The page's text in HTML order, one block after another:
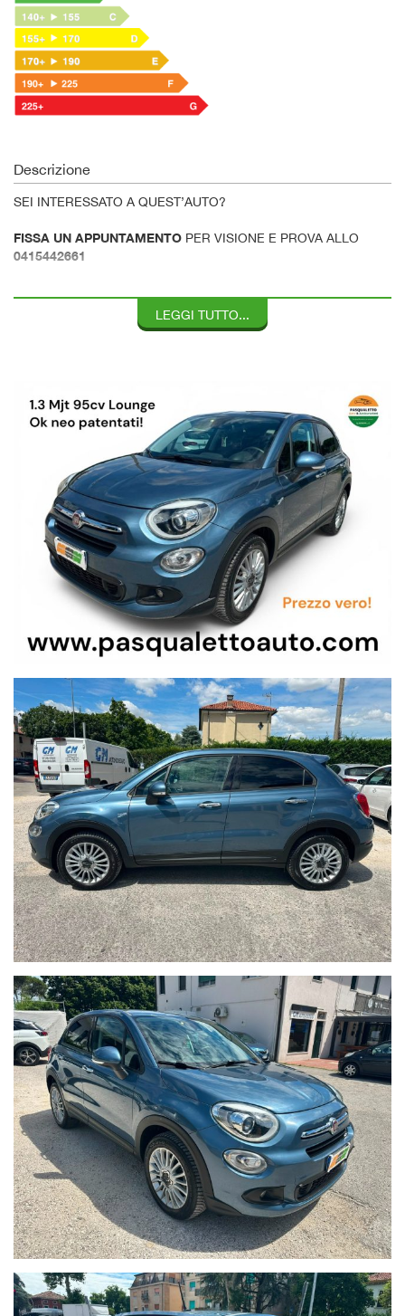
Descrizione
SEI INTERESSATO A QUEST’AUTO?
FISSA UN APPUNTAMENTO PER VISIONE E PROVA ALLO
0415442661
L’ATTENZIONE DOVUTA…
DIGITA SU GOOGLE - PASQUALETTO AUTO - E VEDI DOVE
SIAMO…
SE CERCHI L’USATO DI QUALITA’HAI TROVATO L’AUTO
GIUSTA CHE FA PER TE….
UNICO PROPRIETARIO…
KM CERTIFICATI,TAGLIANDI REGOLARI.
LIBERA DAI BLOCCHI DEL TRAFFICO IN CITTA’…
QUESTA AUTO PUO’ SEMPRE CIRCOLARE…
RISPONDE ALLA NORMATIVA EURO 6
VERSIONE TOP DI GAMMA LOUNGE.
MOLTO PRATICAPER IL CLASSICO TRAGITTO CITTADINO
CASA-SCUOLA- LAVORO…
MA ANCHE PER LE VACANZE GRAZIE AL BAGAGLIAIO DI
BUON VOLUME…
SIAMO ANCHEAGENZIA ASSICURATIVA RICHIEDI LA TUA
QUOTAZIONEAUTO PERSONALIZZATA!!!
PER QUESTA AUTOVETTURA VIENE RILASCATA LA SCHEDA DI
CONFORMITA’ (ACQUISTO CONSAPEVOLE DI VETTURA
USATA) VALIDA PER LA GARANZIA DI LEGGE DI 1 ANNO…
POSSIBILITA’ DI PAGAMENTO RATEALE
PERMUTA USATO SU USATO 50 OCCASIONI A MENO DI
15000€
VIENI A PROVARE LA TUA AUTO VISITA IL NOSTRO SITO
www.pasqualettoauto.com
DATI TECNICI:
FIAT 500X 1.3 MultiJet 95 CV Lounge
Alimentazione:gasolioCilindrata cm3:1248Potenza kW/CV:
70,0/95Carrozzeria:fuoristrada/SUV 5 porte Normativa:Euro6
(715/2007-692/2008)
MOTOREAlimentazione gasolio - 4 cilindri in linea - Cilindrata
1248 cm3 - 4 valvole per cilindro - SovralimentatoPotenza max
70,0 kW(95 CV) a 3500 giri/min - Coppia max 20,4 kgm (200,0
Nm) a 1500 giri/minEuro6 (715/2007-692/2008) - Potenza Fiscale
15 CV
LEGGI TUTTO...